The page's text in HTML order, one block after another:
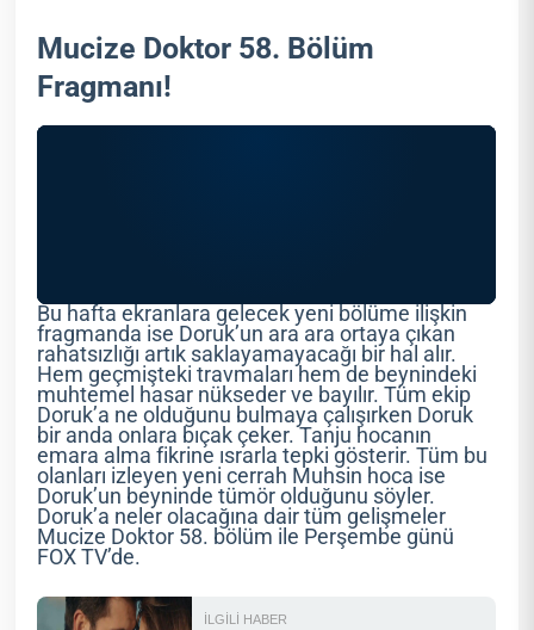
Mucize Doktor 58. Bölüm
Fragmanı!
Bu hafta ekranlara gelecek yeni bölüme ilişkin
fragmanda ise Doruk’un ara ara ortaya çıkan
rahatsızlığı artık saklayamayacağı bir hal alır.
Hem geçmişteki travmaları hem de beynindeki
muhtemel hasar nükseder ve bayılır. Tüm ekip
Doruk’a ne olduğunu bulmaya çalışırken Doruk
bir anda onlara bıçak çeker. Tanju hocanın
emara alma fikrine ısrarla tepki gösterir. Tüm bu
olanları izleyen yeni cerrah Muhsin hoca ise
Doruk’un beyninde tümör olduğunu söyler.
Doruk’a neler olacağına dair tüm gelişmeler
Mucize Doktor 58. bölüm ile Perşembe günü
FOX TV’de.